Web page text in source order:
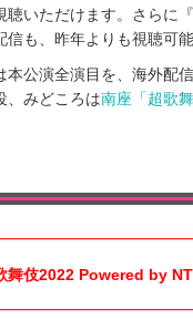
聴いただけます。さらに
信も、昨年よりも視聴可
本公演全演目を、海外配
、みどころは南座「超歌
舞伎2022 Powered by